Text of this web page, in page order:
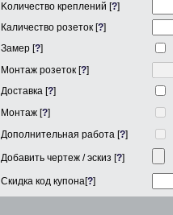
Kоличество креплений [?]
Каличество розеток [?]
Замер [?]
Монтаж розеток [?]
Доставка [?]
Монтаж [?]
Дополнительная работа [?]
Добавить чертеж / эскиз [?]
Скидка код купона[?]